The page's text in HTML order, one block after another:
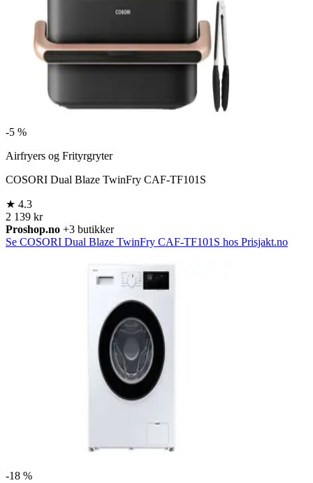
-5 %
Airfryers og Frityrgryter
COSORI Dual Blaze TwinFry CAF-TF101S
★ 4.3
2 139 kr
Proshop.no +3 butikker
Se COSORI Dual Blaze TwinFry CAF-TF101S hos Prisjakt.no
-18 %